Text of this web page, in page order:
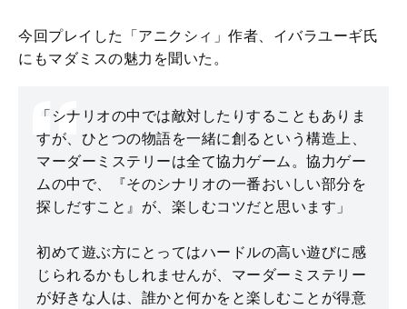
今回プレイした「アニクシィ」作者、イバラユーギ氏
にもマダミスの魅力を聞いた。
「シナリオの中では敵対したりすることもありま
すが、ひとつの物語を一緒に創るという構造上、
マーダーミステリーは全て協力ゲーム。協力ゲー
ムの中で、『そのシナリオの一番おいしい部分を
探しだすこと』が、楽しむコツだと思います」
初めて遊ぶ方にとってはハードルの高い遊びに感
じられるかもしれませんが、マーダーミステリー
が好きな人は、誰かと何かをと楽しむことが得意